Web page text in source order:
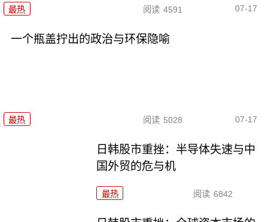
最热 阅读 4591 07-17
一个瓶盖拧出的政治与环保隐喻
最热 阅读 5028 07-17
日韩股市重挫：半导体失速与中
国外贸的危与机
最热 阅读 6842